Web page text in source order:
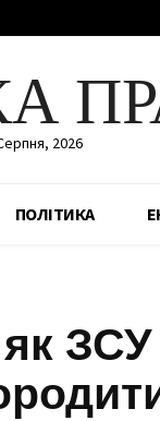
2026
ПОЛІТИКА
як ЗСУ